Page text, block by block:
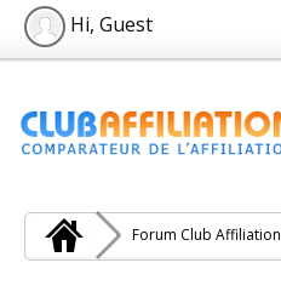
Hi, Guest
Forum Club Affiliation